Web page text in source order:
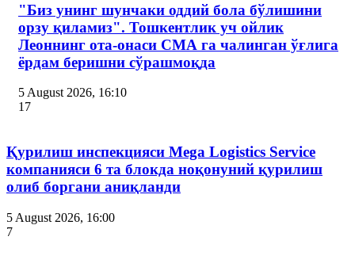
"Биз унинг шунчаки оддий бола бўлишини
орзу қиламиз". Тошкентлик уч ойлик
Леоннинг ота-онаси СМА га чалинган ўғлига
ёрдам беришни сўрашмоқда
5 August 2026, 16:10
17
Қурилиш инспекцияси Мega Logistics Service
компанияси 6 та блокда ноқонуний қурилиш
олиб боргани аниқланди
5 August 2026, 16:00
7